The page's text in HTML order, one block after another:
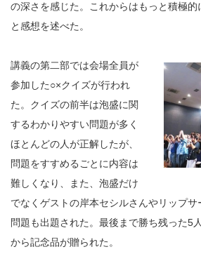
の深さを感じた。これからはもっと積極的
と感想を述べた。
講義の第二部では会場全員が
参加した○×クイズが行われ
た。クイズの前半は泡盛に関
するわかりやすい問題が多く
ほとんどの人が正解したが、
問題をすすめるごとに内容は
難しくなり、また、泡盛だけ
でなくゲストの岸本セシルさんやリップ
問題も出題された。最後まで勝ち残った5
から記念品が贈られた。